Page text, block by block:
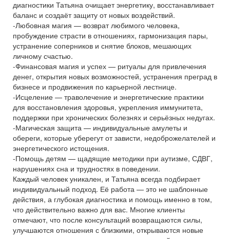
диагностики Татьяна очищает энергетику, восстанавливает
баланс и создаёт защиту от новых воздействий.
-Любовная магия — возврат любимого человека,
пробуждение страсти в отношениях, гармонизация пары,
устранение соперников и снятие блоков, мешающих
личному счастью.
-Финансовая магия и успех — ритуалы для привлечения
денег, открытия новых возможностей, устранения преград в
бизнесе и продвижения по карьерной лестнице.
-Исцеление — траволечение и энергетические практики
для восстановления здоровья, укрепления иммунитета,
поддержки при хронических болезнях и серьёзных недугах.
-Магическая защита — индивидуальные амулеты и
обереги, которые уберегут от зависти, недоброжелателей и
энергетического истощения.
-Помощь детям — щадящие методики при аутизме, СДВГ,
нарушениях сна и трудностях в поведении.
Каждый человек уникален, и Татьяна всегда подбирает
индивидуальный подход. Её работа — это не шаблонные
действия, а глубокая диагностика и помощь именно в том,
что действительно важно для вас. Многие клиенты
отмечают, что после консультаций возвращаются силы,
улучшаются отношения с близкими, открываются новые